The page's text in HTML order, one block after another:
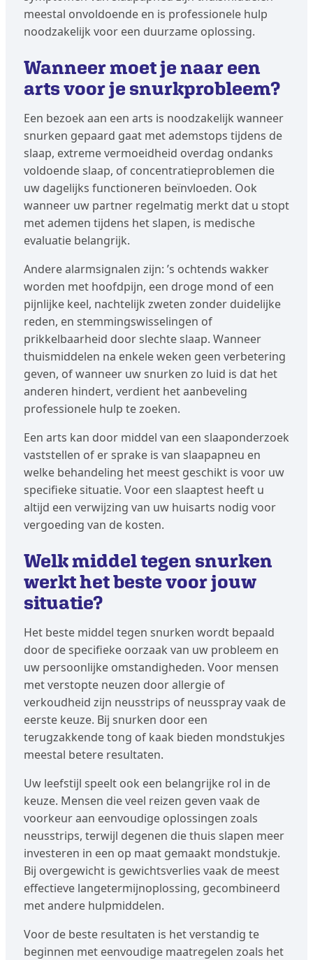
meestal onvoldoende en is professionele hulp
noodzakelijk voor een duurzame oplossing.
Wanneer moet je naar een
arts voor je snurkprobleem?
Een bezoek aan een arts is noodzakelijk wanneer
snurken gepaard gaat met ademstops tijdens de
slaap, extreme vermoeidheid overdag ondanks
voldoende slaap, of concentratieproblemen die
uw dagelijks functioneren beïnvloeden. Ook
wanneer uw partner regelmatig merkt dat u stopt
met ademen tijdens het slapen, is medische
evaluatie belangrijk.
Andere alarmsignalen zijn: ’s ochtends wakker
worden met hoofdpijn, een droge mond of een
pijnlijke keel, nachtelijk zweten zonder duidelijke
reden, en stemmingswisselingen of
prikkelbaarheid door slechte slaap. Wanneer
thuismiddelen na enkele weken geen verbetering
geven, of wanneer uw snurken zo luid is dat het
anderen hindert, verdient het aanbeveling
professionele hulp te zoeken.
Een arts kan door middel van een slaaponderzoek
vaststellen of er sprake is van slaapapneu en
welke behandeling het meest geschikt is voor uw
specifieke situatie. Voor een slaaptest heeft u
altijd een verwijzing van uw huisarts nodig voor
vergoeding van de kosten.
Welk middel tegen snurken
werkt het beste voor jouw
situatie?
Het beste middel tegen snurken wordt bepaald
door de specifieke oorzaak van uw probleem en
uw persoonlijke omstandigheden. Voor mensen
met verstopte neuzen door allergie of
verkoudheid zijn neusstrips of neusspray vaak de
eerste keuze. Bij snurken door een
terugzakkende tong of kaak bieden mondstukjes
meestal betere resultaten.
Uw leefstijl speelt ook een belangrijke rol in de
keuze. Mensen die veel reizen geven vaak de
voorkeur aan eenvoudige oplossingen zoals
neusstrips, terwijl degenen die thuis slapen meer
investeren in een op maat gemaakt mondstukje.
Bij overgewicht is gewichtsverlies vaak de meest
effectieve langetermijnoplossing, gecombineerd
met andere hulpmiddelen.
Voor de beste resultaten is het verstandig te
beginnen met eenvoudige maatregelen zoals het